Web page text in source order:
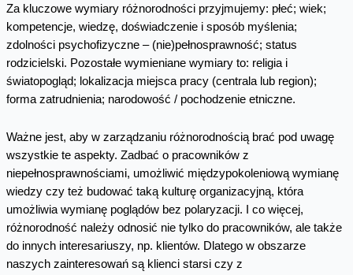
Za kluczowe wymiary różnorodności przyjmujemy: płeć; wiek;
kompetencje, wiedzę, doświadczenie i sposób myślenia;
zdolności psychofizyczne – (nie)pełnosprawność; status
rodzicielski. Pozostałe wymieniane wymiary to: religia i
światopogląd; lokalizacja miejsca pracy (centrala lub region);
forma zatrudnienia; narodowość / pochodzenie etniczne.
Ważne jest, aby w zarządzaniu różnorodnością brać pod uwagę
wszystkie te aspekty. Zadbać o pracowników z
niepełnosprawnościami, umożliwić międzypokoleniową wymianę
wiedzy czy też budować taką kulturę organizacyjną, która
umożliwia wymianę poglądów bez polaryzacji. I co więcej,
różnorodność należy odnosić nie tylko do pracowników, ale także
do innych interesariuszy, np. klientów. Dlatego w obszarze
naszych zainteresowań są klienci starsi czy z